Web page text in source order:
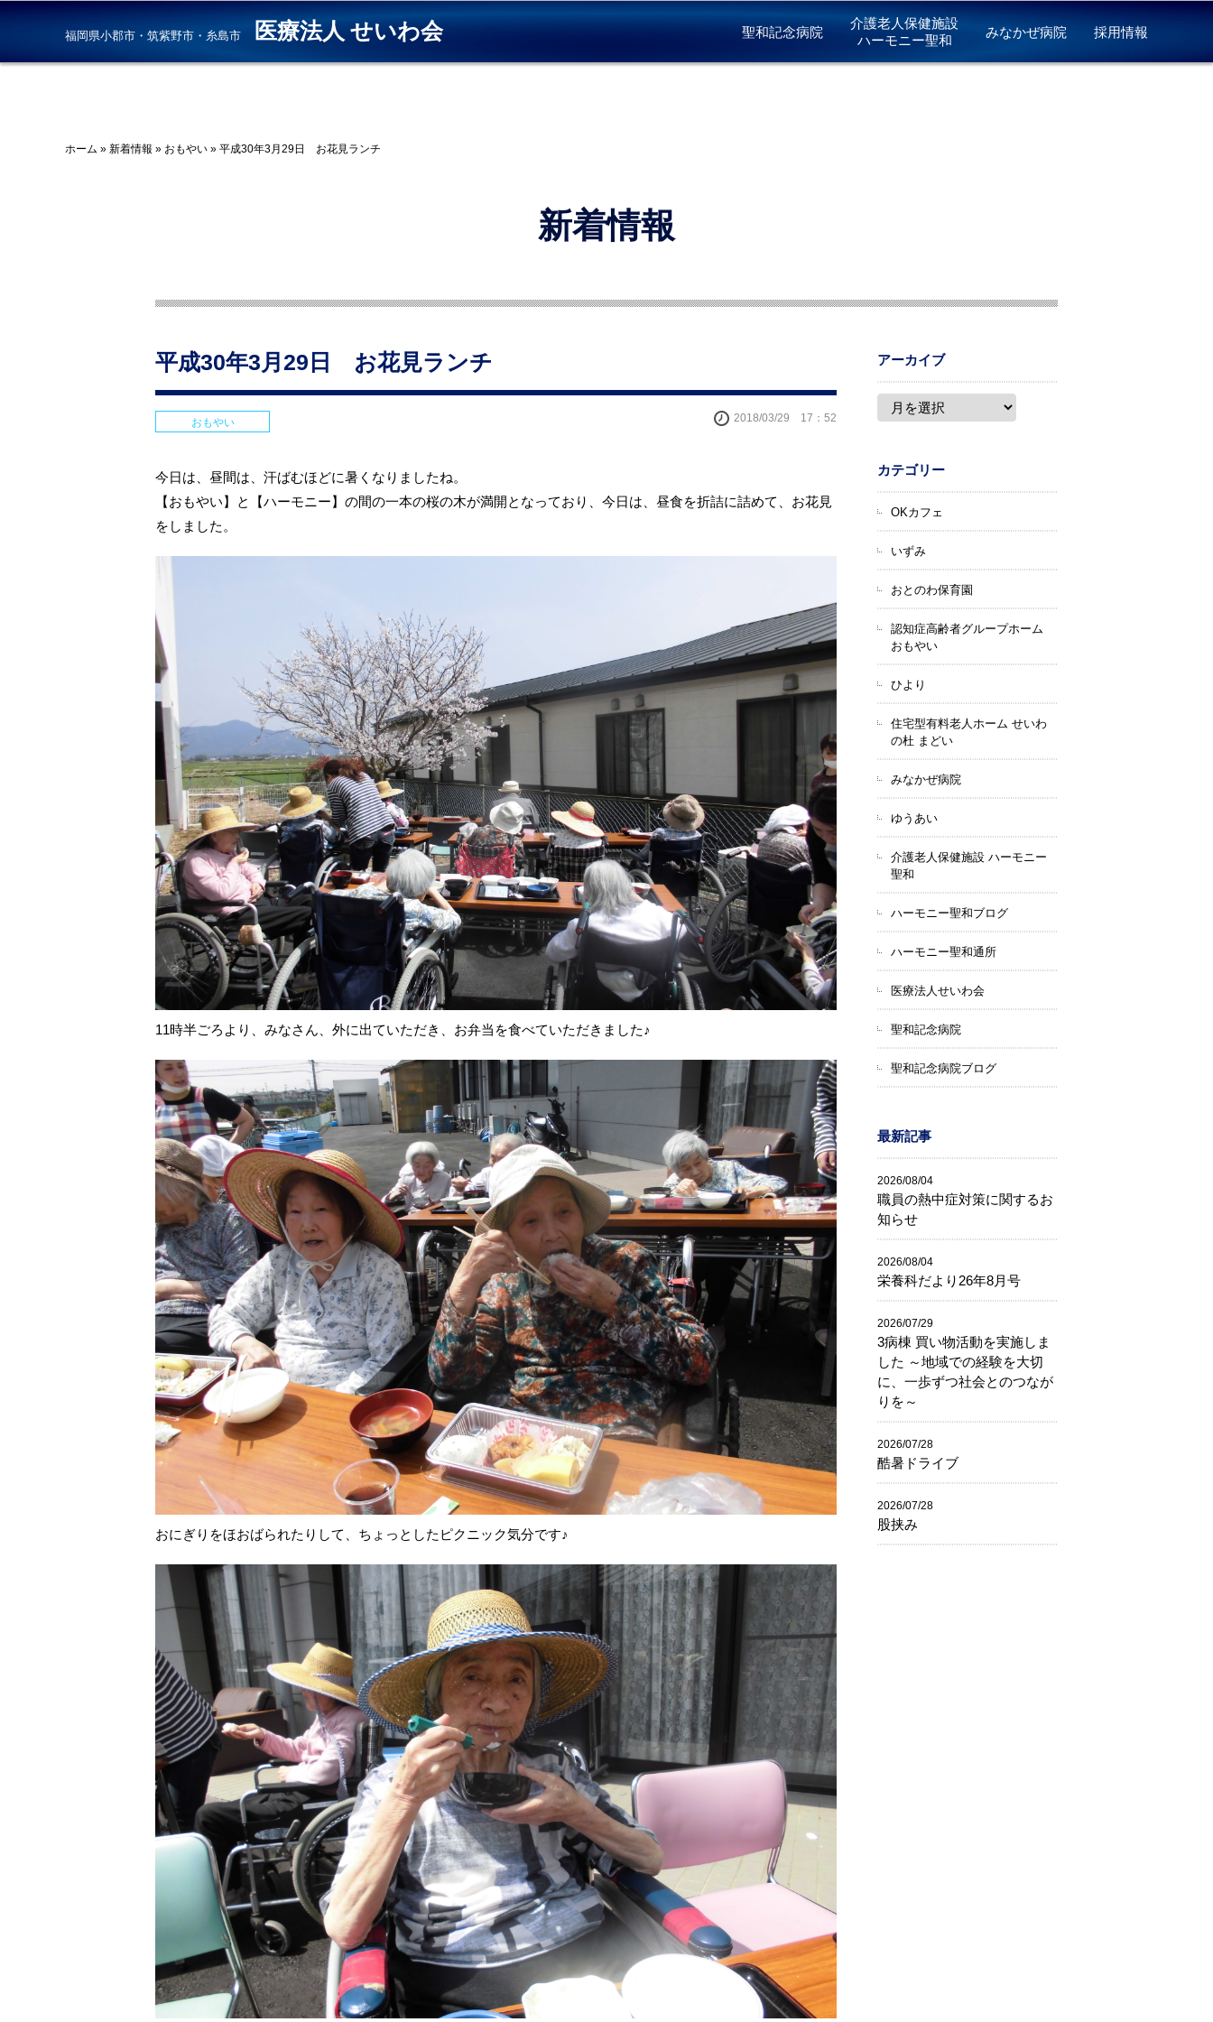
福岡県小郡市・筑紫野市・糸島市 医療法人 せいわ会 聖和記念病院
介護老人保健施設
ハーモニー聖和
みなかぜ病院 採用情報
ホーム » 新着情報 » おもやい » 平成30年3月29日 お花見ランチ
新着情報
平成30年3月29日 お花見ランチ
おもやい 2018/03/29 17：52
今日は、昼間は、汗ばむほどに暑くなりましたね。
【おもやい】と【ハーモニー】の間の一本の桜の木が満開となっており、今日は、昼食を折詰に詰めて、お花見
をしました。
11時半ごろより、みなさん、外に出ていただき、お弁当を食べていただきました♪
おにぎりをほおばられたりして、ちょっとしたピクニック気分です♪
アーカイブ
カテゴリー
OKカフェ
いずみ
おとのわ保育園
認知症高齢者グループホーム
おもやい
ひより
住宅型有料老人ホーム せいわ
の杜 まどい
みなかぜ病院
ゆうあい
介護老人保健施設 ハーモニー
聖和
ハーモニー聖和ブログ
ハーモニー聖和通所
医療法人せいわ会
聖和記念病院
聖和記念病院ブログ
最新記事
2026/08/04
職員の熱中症対策に関するお
知らせ
2026/08/04
栄養科だより26年8月号
2026/07/29
3病棟 買い物活動を実施しま
した ～地域での経験を大切
に、一歩ずつ社会とのつなが
りを～
2026/07/28
酷暑ドライブ
2026/07/28
股挟み